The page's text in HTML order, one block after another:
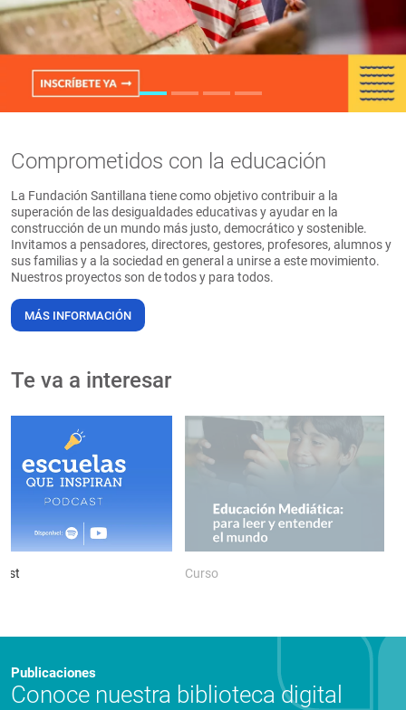
PT
Comprometidos con la educación
La Fundación Santillana tiene como objetivo contribuir a la
superación de las desigualdades educativas y ayudar en la
construcción de un mundo más justo, democrático y sostenible.
Invitamos a pensadores, directores, gestores, profesores, alumnos y
sus familias y a la sociedad en general a unirse a este movimiento.
Nuestros proyectos son de todos y para todos.
MÁS INFORMACIÓN
Te va a interesar
Curso
Publicaciones
Conoce nuestra biblioteca digital